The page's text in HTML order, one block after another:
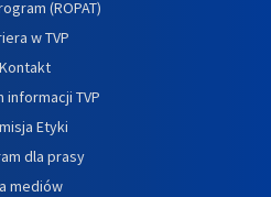
(ROPAT)
w TVP
Kontakt
informacji TVP
Etyki
dla prasy
mediów